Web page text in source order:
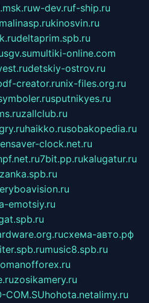
w-dev.ruf-ship.ru
malinasp.rukinosvin.ru
deltaprim.spb.ru
sgv.sumultiki-online.com
detskiy-ostrov.ru
creator.runix-files.org.ru
sputnikyes.ru
zallclub.ru
haikko.rusobakopedia.ru
clock.net.ru
7bit.pp.rukalugatur.ru
emotsiy.ru
схема-авто.рф
music8.spb.ru
zosikamery.ru
COM.SUhohota.netalimy.ru